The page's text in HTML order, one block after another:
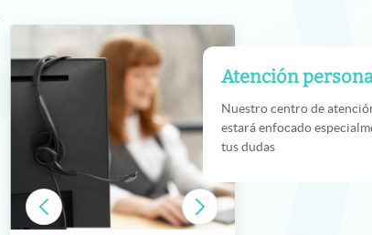
Atención
Nuestro centro de
estará enfocado
tus dudas